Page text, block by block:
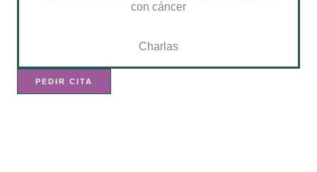
con cáncer
Charlas
PEDIR CITA